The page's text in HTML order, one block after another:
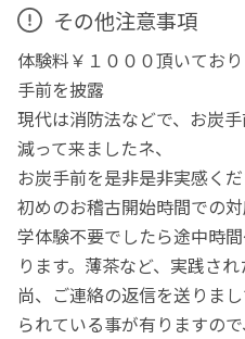
その他注意事項
体験料￥１０００頂いてお
手前を披露
現代は消防法などで、お炭
減って来ましたネ、
お炭手前を是非是非実感く
初めのお稽古開始時間での
学体験不要でしたら途中時
ります。薄茶など、実践さ
尚、ご連絡の返信を送りま
られている事が有りますの